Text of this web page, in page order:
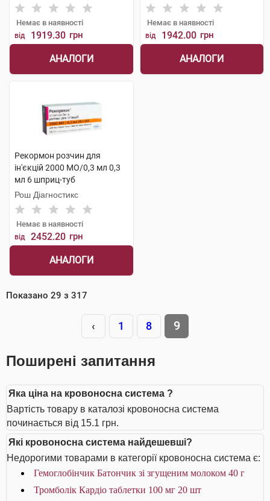
Немає в наявності
від 1919.30 грн
АНАЛОГИ
Фармасьютикал
Немає в наявності
від 1942.00 грн
АНАЛОГИ
Рекормон розчин для
ін'єкцій 2000 МО/0,3 мл 0,3
мл 6 шприц-туб
Рош Діагностикс
Немає в наявності
від 2452.20 грн
АНАЛОГИ
Показано 29 з 317
‹ 1 8 9
Поширені запитання
Яка ціна на кровоносна система ?
Вартість товару в каталозі кровоносна система
починається від 15.1 грн.
Які кровоносна система найдешевші?
Недорогими товарами в категорії кровоносна система є:
Гемоглобінчик Батончик зі згущеним молоком 40 г
Тромболік Кардіо таблетки 100 мг 20 шт